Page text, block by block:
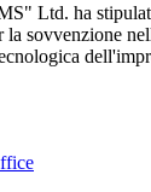
Ltd. ha
la sovvenzione